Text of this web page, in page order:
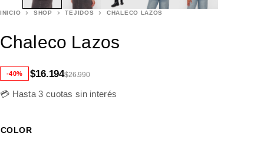
INICIO SHOP TEJIDOS CHALECO LAZOS
Chaleco Lazos
-40% $26.990
$16.194
💳 Hasta 3 cuotas sin interés
COLOR